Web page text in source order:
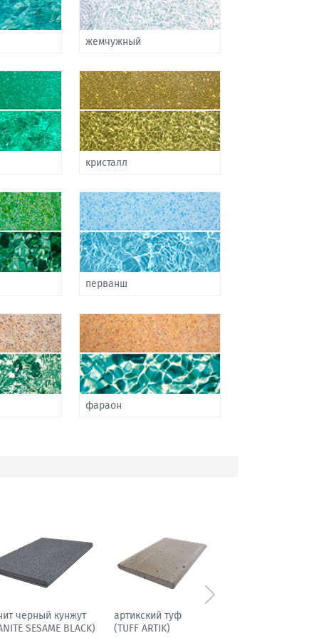
жемчужный
кристалл
перванш
фараон
гранитовый
гранит черный кунжут
(GRANITE SESAME BLACK)
Следующий